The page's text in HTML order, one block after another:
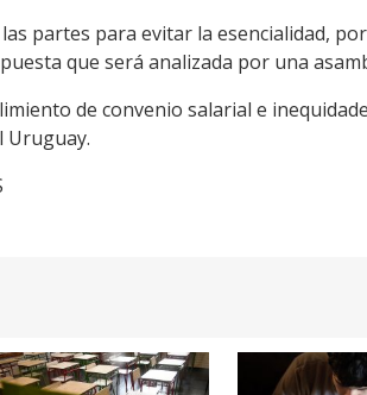
partes para evitar la esencialidad,
que será analizada por una
de convenio salarial e
Uruguay.